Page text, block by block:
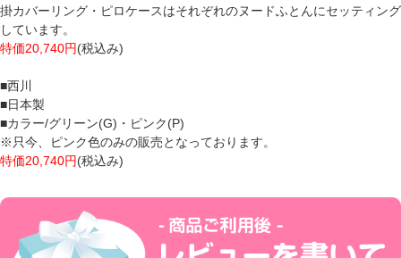
掛カバーリング・ピロケースはそれぞれのヌードふとんにセッティング
しています。
特価20,740円(税込み)
■西川
■日本製
■カラー/グリーン(G)・ピンク(P)
※只今、ピンク色のみの販売となっております。
特価20,740円(税込み)